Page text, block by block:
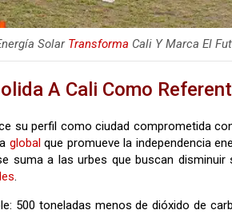
Solar Transforma Cali Y Marca El
A Cali Como
su perfil como ciudad comprometida
global que promueve la independencia
suma a las urbes que buscan
.
500 toneladas menos de dióxido de